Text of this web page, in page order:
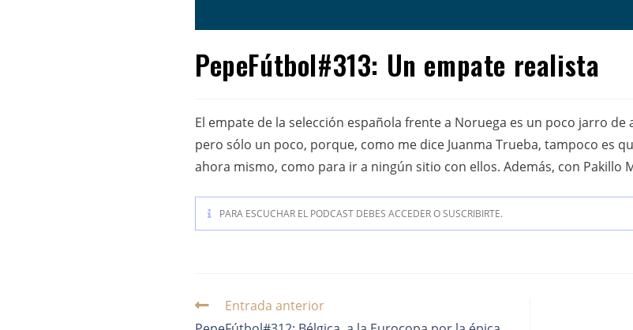
PepeFútbol#313: Un empate realista
El empate de la selección española frente a Noruega es un poco jarro
pero sólo un poco, porque, como me dice Juanma Trueba, tampoco es
ahora mismo, como para ir a ningún sitio con ellos. Además, con Pakillo
PARA ESCUCHAR EL PODCAST DEBES ACCEDER O SUSCRIBIRTE.
Entrada anterior